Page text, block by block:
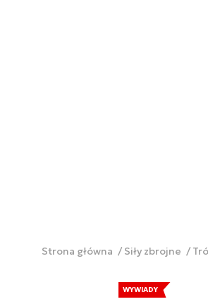
Strona główna Siły zbrojne
WYWIADY